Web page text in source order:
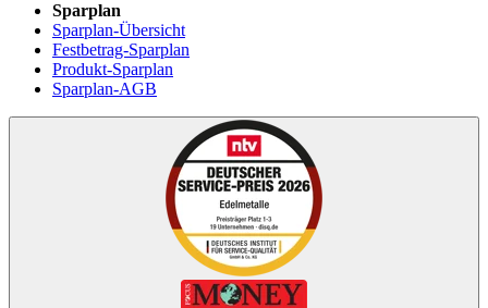
Sparplan
Sparplan-Übersicht
Festbetrag-Sparplan
Produkt-Sparplan
Sparplan-AGB